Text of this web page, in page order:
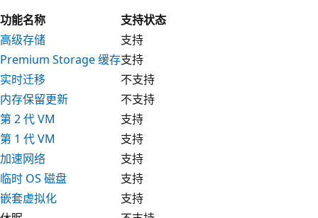
功能名称
支持状态
高级存储
支持
Premium Storage 缓存支持
实时迁移
不支持
内存保留更新
不支持
第 2 代 VM
支持
第 1 代 VM
支持
加速网络
支持
临时 OS 磁盘
支持
嵌套虚拟化
支持